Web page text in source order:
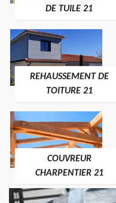
DE TUILE 21
REHAUSSEMENT DE
TOITURE 21
COUVREUR
CHARPENTIER 21